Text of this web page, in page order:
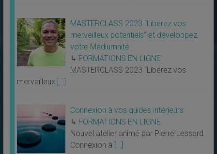
MASTERCLASS 2023 “Libérez vos
merveilleux potentiels” et développez
votre Médiumnité
↳ FORMATIONS EN LIGNE
MASTERCLASS 2023 “Libérez vos
merveilleux […]
Connexion à vos guides intérieurs
↳ FORMATIONS EN LIGNE
Nouvel atelier animé par Pierre Lessard
Connexion à […]